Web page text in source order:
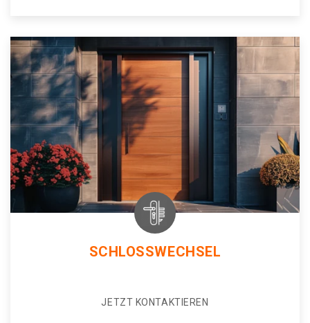
SCHLOSSWECHSEL
JETZT KONTAKTIEREN